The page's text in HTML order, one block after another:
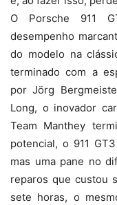
O Porsche 911
desempenho
do modelo na
terminado com a
por Jörg
Long, o inovador
Team Manthey
potencial, o 911
mas uma pane no
reparos que custou
sete horas, o